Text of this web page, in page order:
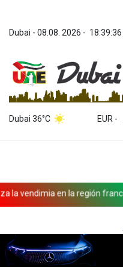
Dubai - 08.08. 2026 - 18:39:36
Dubai 36°C EUR -
vendimia en la región